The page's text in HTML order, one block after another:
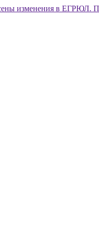
изменения в ЕГРЮЛ.